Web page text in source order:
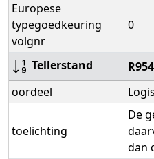
Europese
typegoedkeuring
volgnr
0
Tellerstand
oordeel
toelichting
De
dan